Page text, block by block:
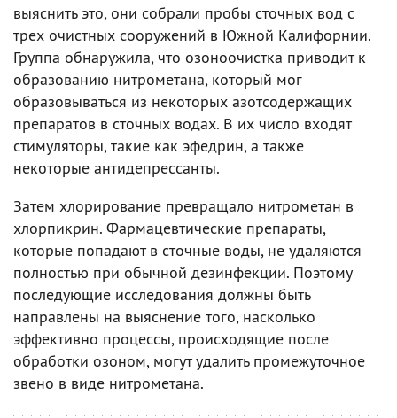
выяснить это, они собрали пробы сточных вод с
трех очистных сооружений в Южной Калифорнии.
Группа обнаружила, что озоноочистка приводит к
образованию нитрометана, который мог
образовываться из некоторых азотсодержащих
препаратов в сточных водах. В их число входят
стимуляторы, такие как эфедрин, а также
некоторые антидепрессанты.
Затем хлорирование превращало нитрометан в
хлорпикрин. Фармацевтические препараты,
которые попадают в сточные воды, не удаляются
полностью при обычной дезинфекции. Поэтому
последующие исследования должны быть
направлены на выяснение того, насколько
эффективно процессы, происходящие после
обработки озоном, могут удалить промежуточное
звено в виде нитрометана.